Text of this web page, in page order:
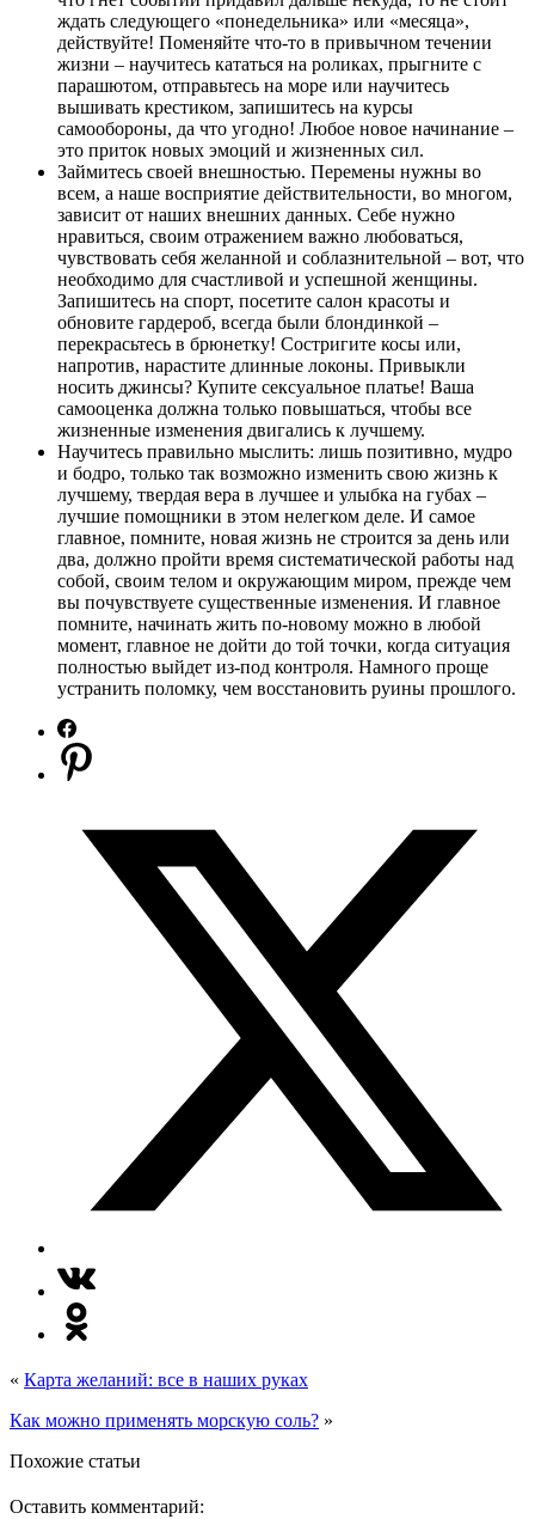
ждать следующего «понедельника» или «месяца»,
действуйте! Поменяйте что-то в привычном течении
жизни – научитесь кататься на роликах, прыгните с
парашютом, отправьтесь на море или научитесь
вышивать крестиком, запишитесь на курсы
самообороны, да что угодно! Любое новое начинание –
это приток новых эмоций и жизненных сил.
Займитесь своей внешностью. Перемены нужны во
всем, а наше восприятие действительности, во многом,
зависит от наших внешних данных. Себе нужно
нравиться, своим отражением важно любоваться,
чувствовать себя желанной и соблазнительной – вот, что
необходимо для счастливой и успешной женщины.
Запишитесь на спорт, посетите салон красоты и
обновите гардероб, всегда были блондинкой –
перекрасьтесь в брюнетку! Состригите косы или,
напротив, нарастите длинные локоны. Привыкли
носить джинсы? Купите сексуальное платье! Ваша
самооценка должна только повышаться, чтобы все
жизненные изменения двигались к лучшему.
Научитесь правильно мыслить: лишь позитивно, мудро
и бодро, только так возможно изменить свою жизнь к
лучшему, твердая вера в лучшее и улыбка на губах –
лучшие помощники в этом нелегком деле. И самое
главное, помните, новая жизнь не строится за день или
два, должно пройти время систематической работы над
собой, своим телом и окружающим миром, прежде чем
вы почувствуете существенные изменения. И главное
помните, начинать жить по-новому можно в любой
момент, главное не дойти до той точки, когда ситуация
полностью выйдет из-под контроля. Намного проще
устранить поломку, чем восстановить руины прошлого.
« Карта желаний: все в наших руках
Как можно применять морскую соль? »
Похожие статьи
Оставить комментарий: